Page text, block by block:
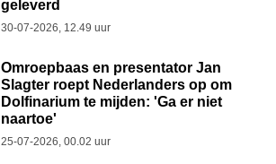
geleverd
30-07-2026, 12.49 uur
Omroepbaas en presentator Jan
Slagter roept Nederlanders op om
Dolfinarium te mijden: 'Ga er niet
naartoe'
25-07-2026, 00.02 uur